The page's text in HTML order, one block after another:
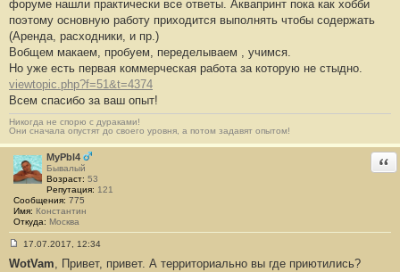
и
#
1
3
1
0
форуме нашли практически все ответы. Аквапринт пока как хобби
поэтому основную работу приходится выполнять чтобы содержать
(Аренда, расходники, и пр.)
Вобщем макаем, пробуем, переделываем , учимся.
Но уже есть первая коммерческая работа за которую не стыдно.
viewtopic.php?f=51&t=4374
Всем спасибо за ваш опыт!
Никогда не спорю с дураками!
Они сначала опустят до своего уровня, а потом задавят опытом!
MyPbl4
Бывалый
Возраст: 53
Репутация: 121
Сообщения: 775
Имя: Константин
Откуда: Москва
о
17.07.2017, 12:34
WotVam, Привет, привет. А территориально вы где приютились?